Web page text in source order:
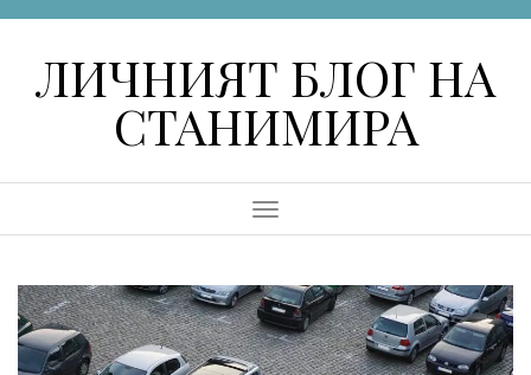
ЛИЧНИЯТ БЛОГ НА
СТАНИМИРА
Menu